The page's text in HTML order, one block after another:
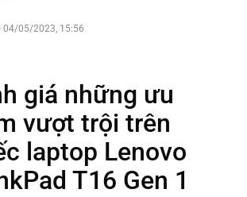
04/05/2023, 15:56
giá những ưu
vượt trội trên
laptop Lenovo
T16 Gen 1